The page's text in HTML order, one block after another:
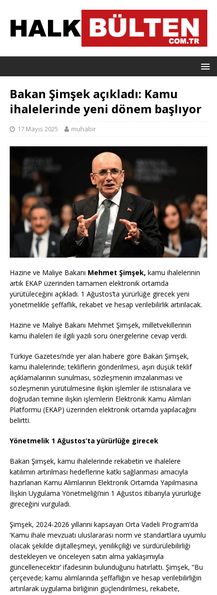
Bakan Şimşek açıkladı: Kamu
ihalelerinde yeni dönem başlıyor
17 Mayıs 2025 muhabir
Hazine ve Maliye Bakanı Mehmet Şimşek, kamu ihalelerinin
artık EKAP üzerinden tamamen elektronik ortamda
yürütüleceğini açıkladı. 1 Ağustos’ta yürürlüğe girecek yeni
yönetmelikle şeffaflık, rekabet ve hesap verilebilirlik artırılacak.
Hazine ve Maliye Bakanı Mehmet Şimşek, milletvekillerinin
kamu ihaleleri ile ilgili yazılı soru önergelerine cevap verdi.
Türkiye Gazetesi’nde yer alan habere göre Bakan Şimşek,
kamu ihalelerinde; tekliflerin gönderilmesi, aşırı düşük teklif
açıklamalarının sunulması, sözleşmenin imzalanması ve
sözleşmenin yürütülmesine ilişkin işlemler ile istisnalara ve
doğrudan temine ilişkin işlemlerin Elektronik Kamu Alımları
Platformu (EKAP) üzerinden elektronik ortamda yapılacağını
belirtti.
Yönetmelik 1 Ağustos’ta yürürlüğe girecek
Bakan Şimşek, kamu ihalelerinde rekabetin ve ihalelere
katılımın artırılması hedeflerine katkı sağlanması amacıyla
hazırlanan Kamu Alımlarının Elektronik Ortamda Yapılmasına
İlişkin Uygulama Yönetmeliği’nin 1 Ağustos itibarıyla yürürlüğe
gireceğini vurguladı.
Şimşek, 2024-2026 yıllarını kapsayan Orta Vadeli Program’da
‘Kamu ihale mevzuatı uluslararası norm ve standartlara uyumlu
olacak şekilde dijitalleşmeyi, yenilikçiliği ve sürdürülebilirliği
destekleyen ve önceleyen satın alma yaklaşımıyla
güncellenecektir’ ifadesinin bulunduğunu hatırlattı. Şimşek, “Bu
çerçevede; kamu alımlarında şeffaflığın ve hesap verilebilirliğin
artırılarak uygulama birliğinin güçlendirilmesi, rekabete,